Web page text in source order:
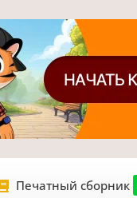
Печатный сборник